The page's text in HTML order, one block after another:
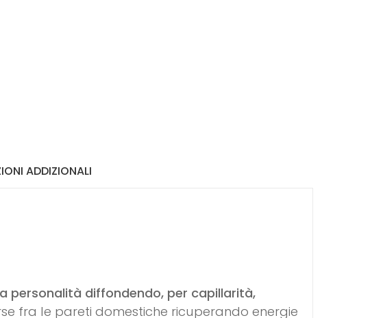
ADDIZIONALI
personalità diffondendo, per capillarità,
fra le pareti domestiche ricuperando energie